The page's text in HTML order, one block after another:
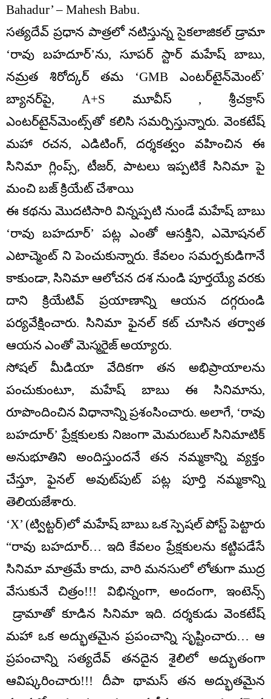
Bahadur’ – Mahesh Babu.
సత్యదేవ్ ప్రధాన పాత్రలో నటిస్తున్న సైకలాజికల్ డ్రామా
‘రావు బహదూర్’ను, సూపర్ స్టార్ మహేష్ బాబు,
నమ్రత శిరోద్కర్ తమ ‘GMB ఎంటర్‌టైన్‌మెంట్’
బ్యానర్‌పై, A+S మూవీస్ , శ్రీచక్రాస్
ఎంటర్‌టైన్‌మెంట్స్‌తో కలిసి సమర్పిస్తున్నారు. వెంకటేష్
మహా రచన, ఎడిటింగ్, దర్శకత్వం వహించిన ఈ
సినిమా గ్లింప్స్, టీజర్, పాటలు ఇప్పటికే సినిమా పై
మంచి బజ్ క్రియేట్ చేశాయి
ఈ కథను మొదటిసారి విన్నప్పటి నుండే మహేష్ బాబు
‘రావు బహదూర్’ పట్ల ఎంతో ఆసక్తిని, ఎమోషనల్
ఎటాచ్మెంట్ ని పెంచుకున్నారు. కేవలం సమర్పకుడిగానే
కాకుండా, సినిమా ఆలోచన దశ నుండి పూర్తయ్యే వరకు
దాని క్రియేటివ్ ప్రయాణాన్ని ఆయన దగ్గరుండి
పర్యవేక్షించారు. సినిమా ఫైనల్ కట్ చూసిన తర్వాత
ఆయన ఎంతో మెస్మరైజ్ అయ్యారు.
సోషల్ మీడియా వేదికగా తన అభిప్రాయాలను
పంచుకుంటూ, మహేష్ బాబు ఈ సినిమాను,
రూపొందించిన విధానాన్ని ప్రశంసించారు. అలాగే, ‘రావు
బహదూర్’ ప్రేక్షకులకు నిజంగా మెమరబుల్ సినిమాటిక్
అనుభూతిని అందిస్తుందనే తన నమ్మకాన్ని వ్యక్తం
చేస్తూ, ఫైనల్ అవుట్‌పుట్ పట్ల పూర్తి నమ్మకాన్ని
తెలియజేశారు.
‘X’ (ట్విట్టర్)లో మహేష్ బాబు ఒక స్పెషల్ పోస్ట్ పెట్టారు
“రావు బహదూర్… ఇది కేవలం ప్రేక్షకులను కట్టిపడేసే
సినిమా మాత్రమే కాదు, వారి మనసులో లోతుగా ముద్ర
వేసుకునే చిత్రం!!! విభిన్నంగా, అందంగా, ఇంటెన్స్
డ్రామాతో కూడిన సినిమా ఇది. దర్శకుడు వెంకటేష్
మహా ఒక అద్భుతమైన ప్రపంచాన్ని సృష్టించారు… ఆ
ప్రపంచాన్ని సత్యదేవ్ తనదైన శైలిలో అద్భుతంగా
ఆవిష్కరించారు!!! దీపా థామస్ తన అద్భుతమైన